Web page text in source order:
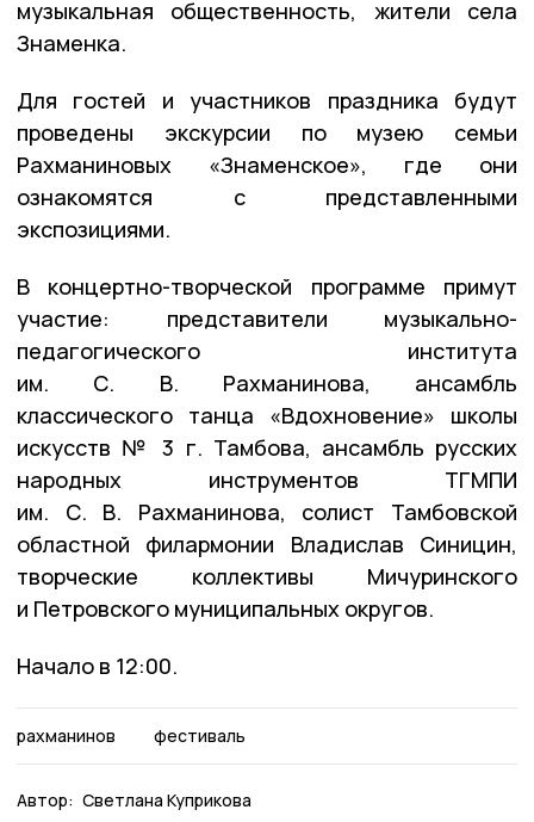
музыкальная общественность, жители села
Знаменка.
Для гостей и участников праздника будут
проведены экскурсии по музею семьи
Рахманиновых «Знаменское», где они
ознакомятся с представленными
экспозициями.
В концертно-творческой программе примут
участие: представители музыкально-
педагогического института
им. С. В. Рахманинова, ансамбль
классического танца «Вдохновение» школы
искусств № 3 г. Тамбова, ансамбль русских
народных инструментов ТГМПИ
им. С. В. Рахманинова, солист Тамбовской
областной филармонии Владислав Синицин,
творческие коллективы Мичуринского
и Петровского муниципальных округов.
Начало в 12:00.
рахманинов фестиваль
Автор: Светлана Куприкова